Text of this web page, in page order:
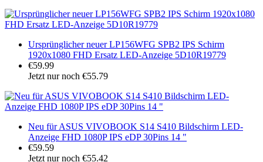
Ursprünglicher neuer LP156WFG SPB2 IPS Schirm
1920x1080 FHD Ersatz LED-Anzeige 5D10R19779
€59.99
Jetzt nur noch €55.79
Neu für ASUS VIVOBOOK S14 S410 Bildschirm LED-
Anzeige FHD 1080P IPS eDP 30Pins 14 "
€59.59
Jetzt nur noch €55.42